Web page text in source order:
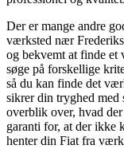
Der er mange andre
værksted nær
og bekvemt at finde et
søge på forskellige
så du kan finde det
sikrer din tryghed
overblik over, hvad
garanti for, at der ikke
henter din Fiat fra